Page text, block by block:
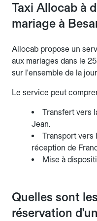
Taxi Allocab à
mariage à
Allocab propose un
aux mariages dans le
sur l'ensemble de la
Le service peut
Transfert vers
Jean.
Transport vers
réception de
Mise à
Quelles sont
réservation